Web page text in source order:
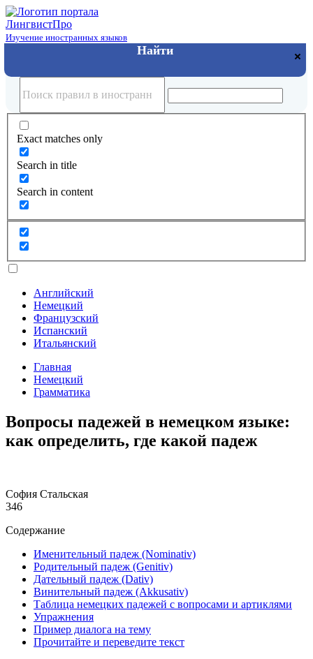
ЛингвистПро
Изучение иностранных языков
Exact matches only
Search in title
Search in content
Английский
Немецкий
Французский
Испанский
Итальянский
Главная
Немецкий
Грамматика
Вопросы падежей в немецком языке:
как определить, где какой падеж
София Стальская
346
Содержание
Именительный падеж (Nominativ)
Родительный падеж (Genitiv)
Дательный падеж (Dativ)
Винительный падеж (Akkusativ)
Таблица немецких падежей с вопросами и артиклями
Упражнения
Пример диалога на тему
Прочитайте и переведите текст